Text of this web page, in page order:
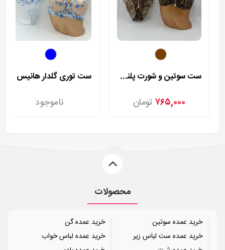
ست سوتین و شورت پلنگی رزا مدل 9507
۷۶۵,۰۰۰ تومان ناموجود
محصولات
خرید عمده سوتین
خرید عمده ست لباس زیر
خرید عمده گن
خرید عمده لباس خواب